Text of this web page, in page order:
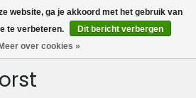
MENU
0
website, ga je akkoord met het gebruik van
te verbeteren.
Dit bericht verbergen
Meer over cookies »